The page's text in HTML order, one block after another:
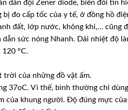
dẫn đội Zener diode, biến đổi tín
đo cấp tốc của y tế, ở đồng hồ
đất, lớp nước, không khí,… cũng
sức nóng Nhanh. Dải nhiệt độ
°C.
trời của những đồ vật ấm.
37oC. Vì thế, bình thường chỉ
của khung người. Độ đúng mực